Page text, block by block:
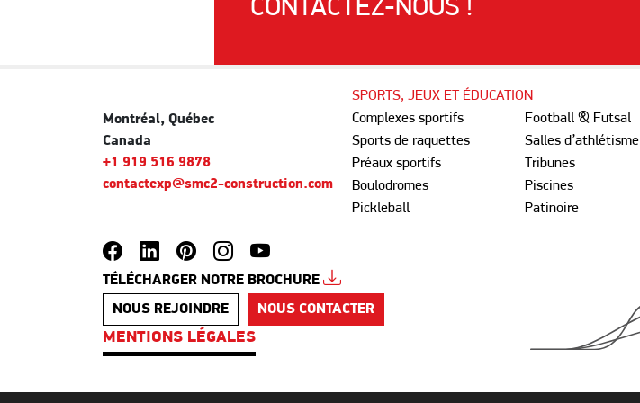
CONTACTEZ-NOUS !
Montréal, Québec
Canada
+1 919 516 9878
contactexp@smc2-construction.com
SPORTS, JEUX ET ÉDUCATION
Complexes sportifs
Football & Futsal
Sports de raquettes
Salles d’athlétisme
Préaux sportifs
Tribunes
Boulodromes
Piscines
Pickleball
Patinoire
TÉLÉCHARGER NOTRE BROCHURE
NOUS REJOINDRE
NOUS CONTACTER
MENTIONS LÉGALES